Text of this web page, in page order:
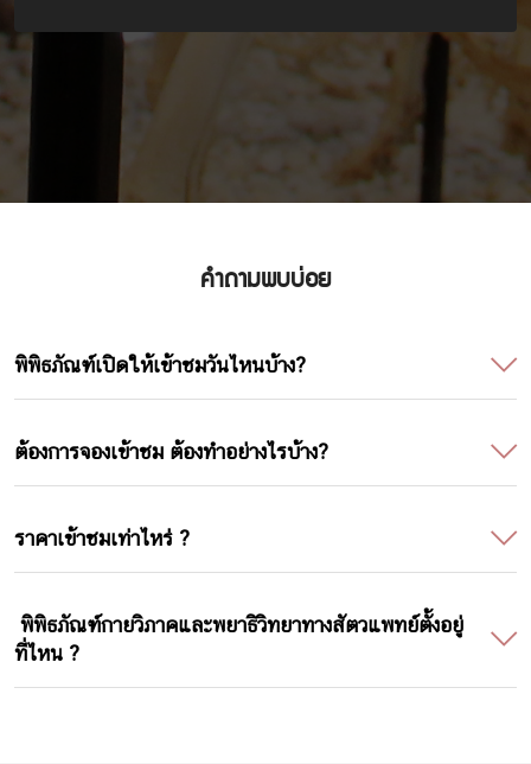
คำถามพบบ่อย
พิพิธภัณฑ์เปิดให้เข้าชมวันไหนบ้าง?
ต้องการจองเข้าชม ต้องทำอย่างไรบ้าง?
ราคาเข้าชมเท่าไหร่ ?
พิพิธภัณฑ์กายวิภาคและพยาธิวิทยาทางสัตวแพทย์ตั้งอยู่
ที่ไหน ?